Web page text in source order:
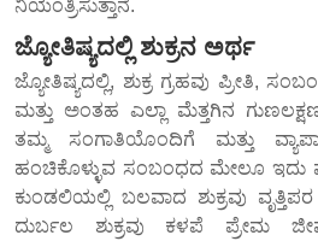
ನಿಯಂತ್ರಿಸುತ್ತಾನೆ.
ಜ್ಯೋತಿಷ್ಯದಲ್ಲಿ ಶುಕ್ರನ ಅರ್ಥ
ಜ್ಯೋತಿಷ್ಯದಲ್ಲಿ, ಶುಕ್ರ ಗ್ರಹವು ಪ್ರೀತಿ,
ಮತ್ತು ಅಂತಹ ಎಲ್ಲಾ ಮೆತ್ತಗಿನ
ತಮ್ಮ ಸಂಗಾತಿಯೊಂದಿಗೆ ಮತ್ತು
ಹಂಚಿಕೊಳ್ಳುವ ಸಂಬಂಧದ ಮೇಲೂ ಇದು
ಕುಂಡಲಿಯಲ್ಲಿ ಬಲವಾದ ಶುಕ್ರವು
ದುರ್ಬಲ ಶುಕ್ರವು ಕಳಪೆ ಪ್ರೇಮ